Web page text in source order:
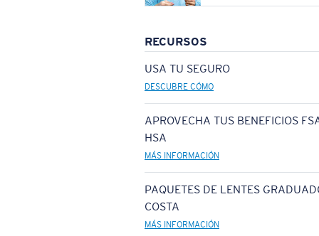
RECURSOS
USA TU SEGURO
DESCUBRE CÓMO
APROVECHA TUS BENEFICIOS
HSA
MÁS INFORMACIÓN
PAQUETES DE LENTES
COSTA
MÁS INFORMACIÓN